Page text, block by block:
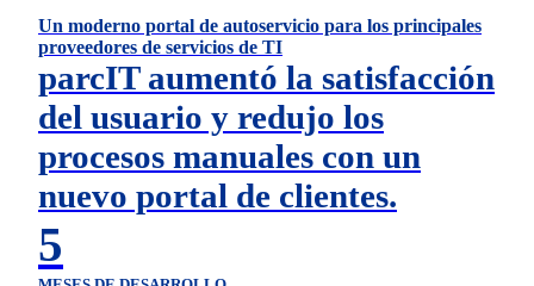
Un moderno portal de autoservicio para los principales
proveedores de servicios de TI
parcIT aumentó la satisfacción
del usuario y redujo los
procesos manuales con un
nuevo portal de clientes.
5